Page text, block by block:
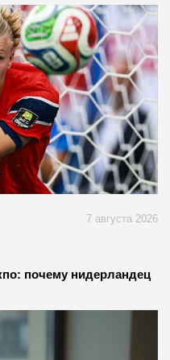
7 августа 2026
почему нидерландец